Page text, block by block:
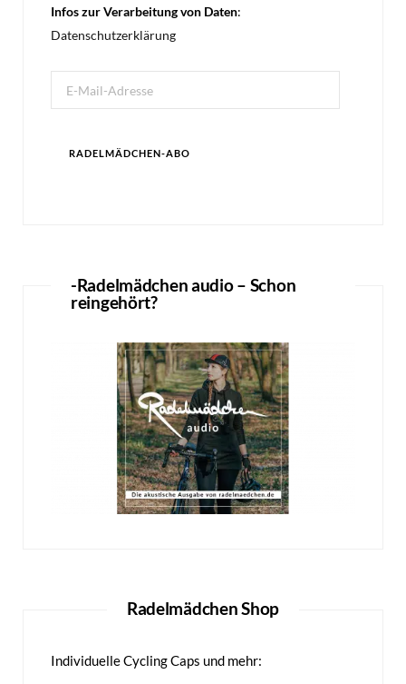
Infos zur Verarbeitung von Daten:
Datenschutzerklärung
Mail-
RADELMÄDCHEN-ABO
-Radelmädchen audio – Schon
reingehört?
Radelmädchen Shop
Individuelle Cycling Caps und mehr: